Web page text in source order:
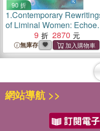
90 折
1.Contemporary
of Liminal Women:
of the Past
9 2870
無庫存
網站導航 >>